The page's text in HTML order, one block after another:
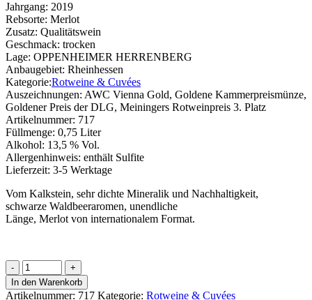
Jahrgang: 2019
Rebsorte: Merlot
Zusatz: Qualitätswein
Geschmack: trocken
Lage: OPPENHEIMER HERRENBERG
Anbaugebiet: Rheinhessen
Kategorie:Rotweine & Cuvées
Auszeichnungen: AWC Vienna Gold, Goldene Kammerpreismünze,
Goldener Preis der DLG, Meiningers Rotweinpreis 3. Platz
Artikelnummer: 717
Füllmenge: 0,75 Liter
Alkohol: 13,5 % Vol.
Allergenhinweis: enthält Sulfite
Lieferzeit: 3-5 Werktage
Vom Kalkstein, sehr dichte Mineralik und Nachhaltigkeit,
schwarze Waldbeeraromen, unendliche
Länge, Merlot von internationalem Format.
OPPENHEIMER
HERRENBERG
Merlot
In den Warenkorb
Artikelnummer: 717 Kategorie: Rotweine & Cuvées